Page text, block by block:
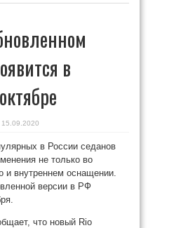
в
15.09.2020
в России седанов
не только во
и внутреннем оснащении.
версии в РФ
что новый Rio